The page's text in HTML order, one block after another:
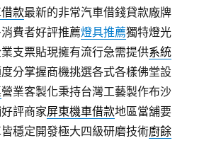
款最新的非常汽車借錢貸款廠牌
費者好評推薦燈具推薦獨特燈光
支票貼現擁有流行急需提供系統
分掌握商機挑選各式各樣佛堂設
營業客製化秉持台灣工藝製作布沙
評商家屏東機車借款地區當舖要
穩定開發極大四級研磨技術廚餘